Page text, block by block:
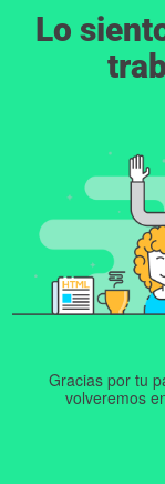
Lo
Gracias por tu
volveremos